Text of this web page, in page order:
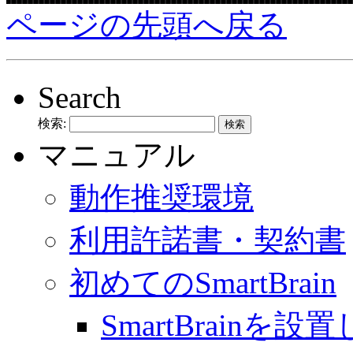
ページの先頭へ戻る
Search
検索:
マニュアル
動作推奨環境
利用許諾書・契約書
初めてのSmartBrain
SmartBrainを設置